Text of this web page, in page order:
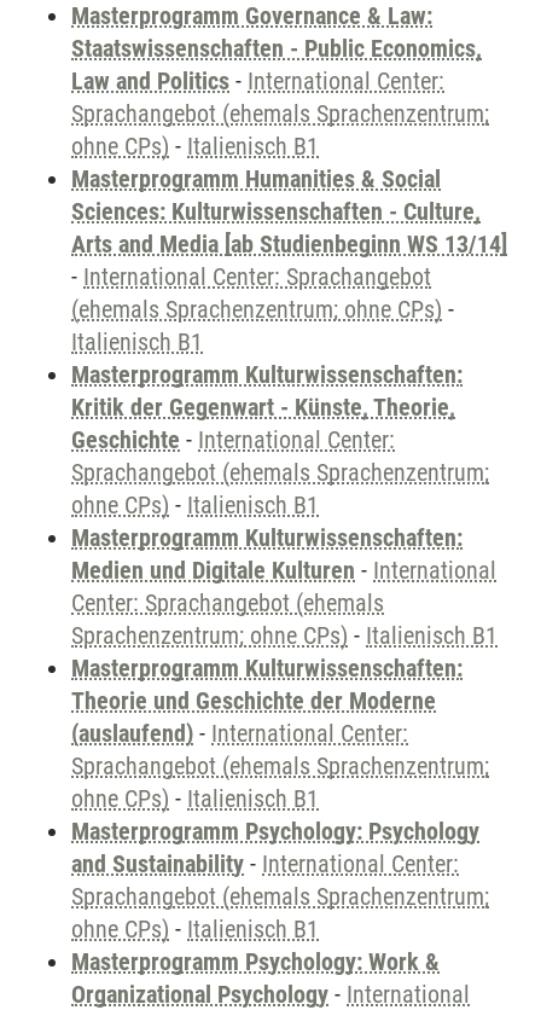
Masterprogramm Governance & Law:
Staatswissenschaften - Public Economics,
Law and Politics - International Center:
Sprachangebot (ehemals Sprachenzentrum;
ohne CPs) - Italienisch B1
Masterprogramm Humanities & Social
Sciences: Kulturwissenschaften - Culture,
Arts and Media [ab Studienbeginn WS 13/14]
- International Center: Sprachangebot
(ehemals Sprachenzentrum; ohne CPs) -
Italienisch B1
Masterprogramm Kulturwissenschaften:
Kritik der Gegenwart - Künste, Theorie,
Geschichte - International Center:
Sprachangebot (ehemals Sprachenzentrum;
ohne CPs) - Italienisch B1
Masterprogramm Kulturwissenschaften:
Medien und Digitale Kulturen - International
Center: Sprachangebot (ehemals
Sprachenzentrum; ohne CPs) - Italienisch B1
Masterprogramm Kulturwissenschaften:
Theorie und Geschichte der Moderne
(auslaufend) - International Center:
Sprachangebot (ehemals Sprachenzentrum;
ohne CPs) - Italienisch B1
Masterprogramm Psychology: Psychology
and Sustainability - International Center:
Sprachangebot (ehemals Sprachenzentrum;
ohne CPs) - Italienisch B1
Masterprogramm Psychology: Work &
Organizational Psychology - International